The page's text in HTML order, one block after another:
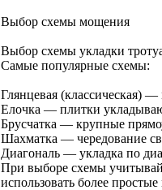
Выбор схемы мощения
Выбор схемы укладки
Самые популярные схемы:
Глянцевая (классическая)
Елочка — плитки
Брусчатка — крупные
Шахматка — чередование
Диагональ — укладка по
При выборе схемы
использовать более